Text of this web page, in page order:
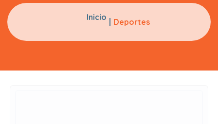
Inicio Deportes